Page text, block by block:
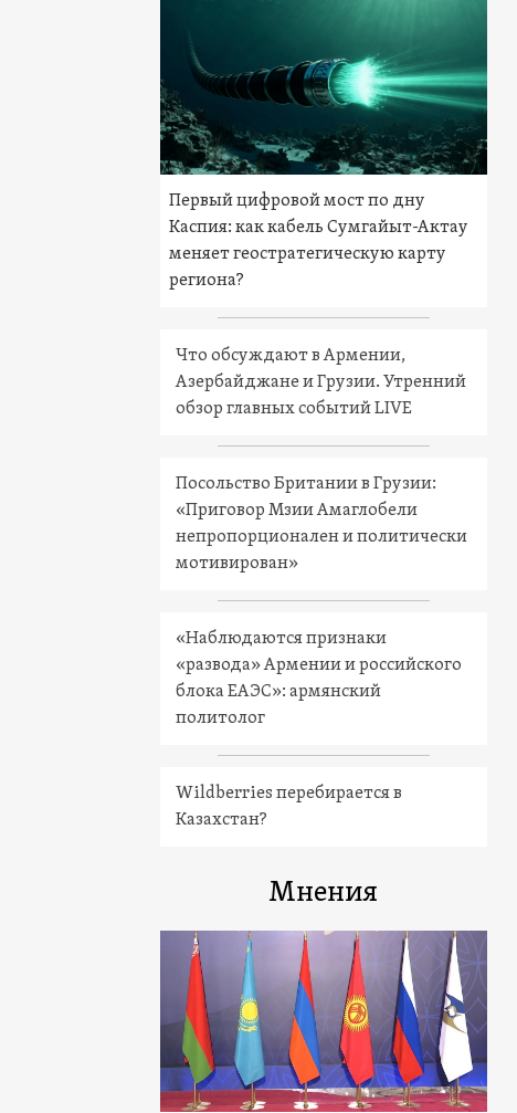
Первый цифровой мост по дну
Каспия: как кабель Сумгайыт-Актау
меняет геостратегическую карту
региона?
Что обсуждают в Армении,
Азербайджане и Грузии. Утренний
обзор главных событий LIVE
Посольство Британии в Грузии:
«Приговор Мзии Амаглобели
непропорционален и политически
мотивирован»
«Наблюдаются признаки
«развода» Армении и российского
блока ЕАЭС»: армянский
политолог
Wildberries перебирается в
Казахстан?
Мнения